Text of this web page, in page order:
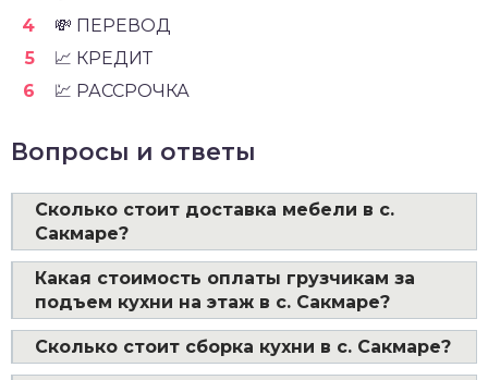
💸 ПЕРЕВОД
📈 КРЕДИТ
💹 РАССРОЧКА
Вопросы и ответы
Сколько стоит доставка мебели в с.
Сакмаре?
Какая стоимость оплаты грузчикам за
подъем кухни на этаж в с. Сакмаре?
Сколько стоит сборка кухни в с. Сакмаре?